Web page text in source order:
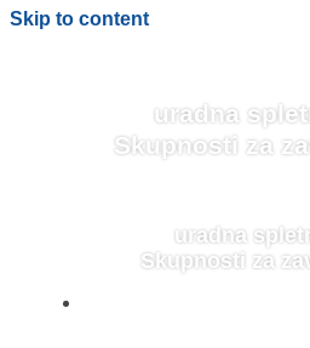
Skip to content
uradna
Skupnosti za
uradna
Skupnosti za